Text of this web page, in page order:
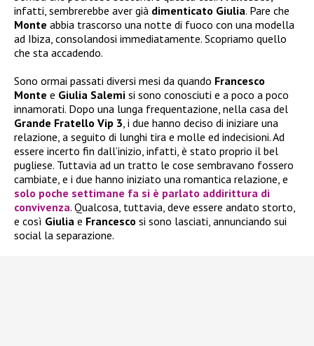
infatti, sembrerebbe aver già dimenticato Giulia. Pare che
Monte abbia trascorso una notte di fuoco con una modella
ad Ibiza, consolandosi immediatamente. Scopriamo quello
che sta accadendo.
Sono ormai passati diversi mesi da quando Francesco
Monte e Giulia Salemi si sono conosciuti e a poco a poco
innamorati. Dopo una lunga frequentazione, nella casa del
Grande Fratello Vip 3, i due hanno deciso di iniziare una
relazione, a seguito di lunghi tira e molle ed indecisioni. Ad
essere incerto fin dall’inizio, infatti, è stato proprio il bel
pugliese. Tuttavia ad un tratto le cose sembravano fossero
cambiate, e i due hanno iniziato una romantica relazione, e
solo poche settimane fa si è parlato addirittura di
convivenza. Qualcosa, tuttavia, deve essere andato storto,
e così Giulia e Francesco si sono lasciati, annunciando sui
social la separazione.